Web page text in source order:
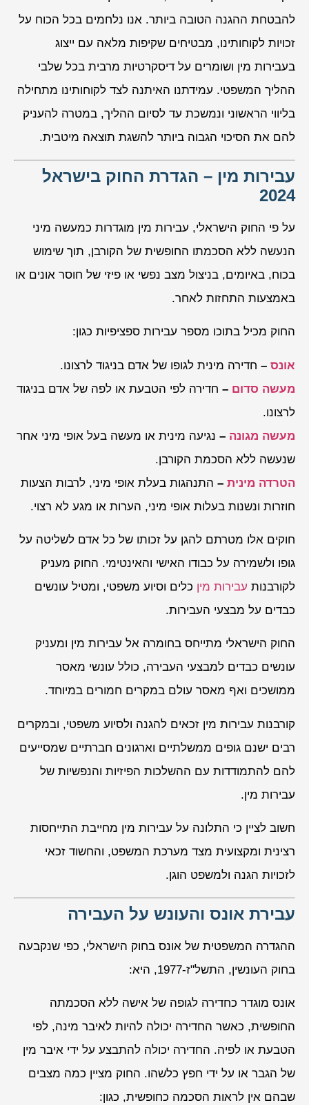
להבטחת ההגנה הטובה ביותר. אנו נלחמים בכל הכוח על
זכויות לקוחותינו, מבטיחים שקיפות מלאה עם ייצוג
בעבירות מין ושומרים על דיסקרטיות מרבית בכל שלבי
ההליך המשפטי. עמידתנו האיתנה לצד לקוחותינו מתחילה
בליווי הראשוני ונמשכת עד לסיום ההליך, במטרה להעניק
להם את הסיכוי הגבוה ביותר להשגת תוצאה מיטבית.
עבירות מין – הגדרת החוק בישראל
2024
על פי החוק הישראלי, עבירות מין מוגדרות כמעשה מיני
הנעשה ללא הסכמתו החופשית של הקורבן, תוך שימוש
בכוח, באיומים, בניצול מצב נפשי או פיזי של חוסר אונים או
באמצעות התחזות לאחר.
החוק מכיל בתוכו מספר עבירות ספציפיות כגון:
אונס – חדירה מינית לגופו של אדם בניגוד לרצונו.
מעשה סדום – חדירה לפי הטבעת או לפה של אדם בניגוד
לרצונו.
מעשה מגונה – נגיעה מינית או מעשה בעל אופי מיני אחר
שנעשה ללא הסכמת הקורבן.
הטרדה מינית – התנהגות בעלת אופי מיני, לרבות הצעות
חוזרות ונשנות בעלות אופי מיני, הערות או מגע לא רצוי.
חוקים אלו מטרתם להגן על זכותו של כל אדם לשליטה על
גופו ולשמירה על כבודו האישי והאינטימי. החוק מעניק
לקורבנות עבירות מין כלים וסיוע משפטי, ומטיל עונשים
כבדים על מבצעי העבירות.
החוק הישראלי מתייחס בחומרה אל עבירות מין ומעניק
עונשים כבדים למבצעי העבירה, כולל עונשי מאסר
ממושכים ואף מאסר עולם במקרים חמורים במיוחד.
קורבנות עבירות מין זכאים להגנה ולסיוע משפטי, ובמקרים
רבים ישנם גופים ממשלתיים וארגונים חברתיים שמסייעים
להם להתמודדות עם ההשלכות הפיזיות והנפשיות של
עבירות מין.
חשוב לציין כי התלונה על עבירות מין מחייבת התייחסות
רצינית ומקצועית מצד מערכת המשפט, והחשוד זכאי
לזכויות הגנה ולמשפט הוגן.
עבירת אונס והעונש על העבירה
ההגדרה המשפטית של אונס בחוק הישראלי, כפי שנקבעה
בחוק העונשין, התשל"ז-1977, היא:
אונס מוגדר כחדירה לגופה של אישה ללא הסכמתה
החופשית, כאשר החדירה יכולה להיות לאיבר מינה, לפי
הטבעת או לפיה. החדירה יכולה להתבצע על ידי איבר מין
של הגבר או על ידי חפץ כלשהו. החוק מציין כמה מצבים
שבהם אין לראות הסכמה כחופשית, כגון: